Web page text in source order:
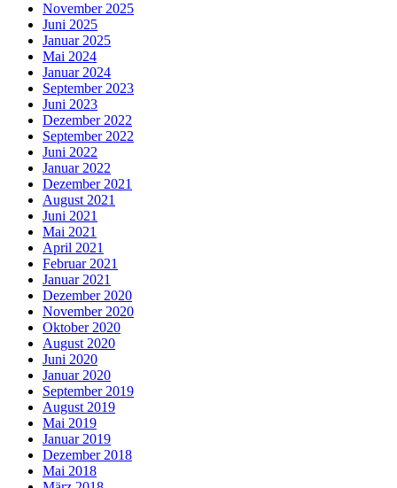
November 2025
Juni 2025
Januar 2025
Mai 2024
Januar 2024
September 2023
Juni 2023
Dezember 2022
September 2022
Juni 2022
Januar 2022
Dezember 2021
August 2021
Juni 2021
Mai 2021
April 2021
Februar 2021
Januar 2021
Dezember 2020
November 2020
Oktober 2020
August 2020
Juni 2020
Januar 2020
September 2019
August 2019
Mai 2019
Januar 2019
Dezember 2018
Mai 2018